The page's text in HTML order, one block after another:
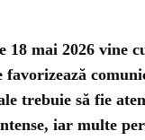
18 mai 2026 vine
favorizează
trebuie să fie
iar multe